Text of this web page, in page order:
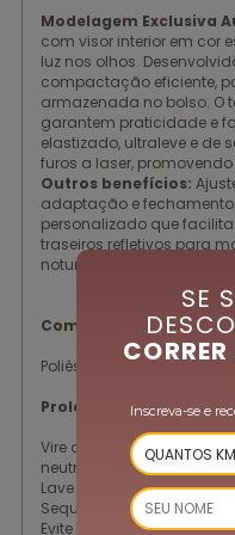
Modelagem Exclusiva
com visor interior em cor
luz nos olhos.
compactação eficiente,
armazenada no bolso. O
garantem praticidade e
elastizado, ultraleve e de
furos a laser,
Outros benefícios:
adaptação e
personalizado que
traseiros refletivos para
noturnos.
Composição:
Poliéster/ Elastano
Prolongue a vida útil
Vire a peça do avesso e
neutro e água fria.
Lave suas peças à mão.
Seque em local ventilado.
Evite deixar de molho e
SE
Inscreva-se e